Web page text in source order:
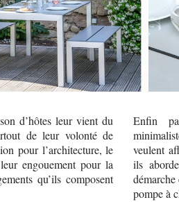
d’hôtes leur vient du
de leur volonté de
pour l’architecture, le
engouement pour la
qu’ils composent
Enfin
veulent
ils
pompe à